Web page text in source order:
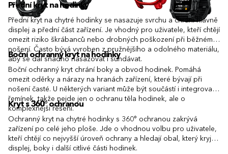
Přední kryt na hodinky
Přední kryt na chytré hodinky se nasazuje svrchu a chrání hlavně
displej a přední část zařízení. Je vhodný pro uživatele, kteří chtějí
omezit riziko škrábanců nebo drobných poškození při běžném
nošení. Často bývá vyroben z pružnějšího a odolného materiálu,
aby se dal snadno nasazovat i sundávat.
Boční ochranný kryt na hodinky
Boční ochranný kryt chrání boky a obvod hodinek. Pomáhá
omezit oděrky a nárazy na hranách zařízení, které bývají při
nošení časté. U některých variant může být součástí i integrovaný
řemínek, takže nejde jen o ochranu těla hodinek, ale o
komplexnější řešení.
Kryt s 360° ochranou
Ochranný kryt na chytré hodinky s 360° ochranou zakrývá
zařízení po celé jeho ploše. Jde o vhodnou volbu pro uživatele,
kteří chtějí co nejvyšší úroveň ochrany a hledají obal, který kryje
displej, boky i další citlivé části hodinek.